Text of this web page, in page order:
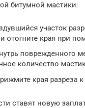
битумной мастики:
участок
и отогните края при
поврежденного
количество
края разреза к
ставят новую